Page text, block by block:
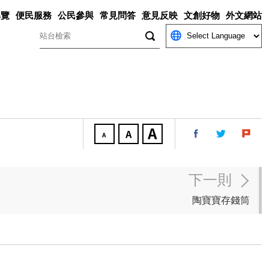
便民服務 公民參與 常見問答 意見反映 文創好物 外文網站
下一則
陶寶寶存錢筒